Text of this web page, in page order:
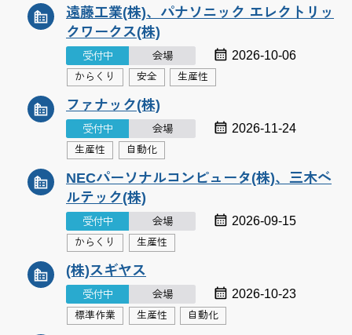
遠藤工業(株)、パナソニック エレクトリッ
クワークス(株)
受付中 会場 2026-10-06
からくり 安全 生産性
ファナック(株)
受付中 会場 2026-11-24
生産性 自動化
NECパーソナルコンピュータ(株)、三木ベ
ルテック(株)
受付中 会場 2026-09-15
からくり 生産性
(株)スギヤス
受付中 会場 2026-10-23
標準作業 生産性 自動化